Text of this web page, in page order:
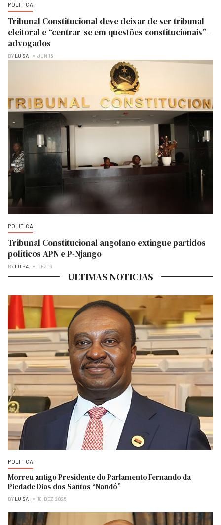
POLITICA
Tribunal Constitucional deve deixar de ser tribunal
eleitoral e “centrar-se em questões constitucionais” –
advogados
BY LUISA JUN 16
POLITICA
Tribunal Constitucional angolano extingue partidos
políticos APN e P-Njango
BY LUISA DEZ 19
ULTIMAS NOTICIAS
POLITICA
Morreu antigo Presidente do Parlamento Fernando da
Piedade Dias dos Santos “Nandó”
BY LUISA 18-DEZ-2025